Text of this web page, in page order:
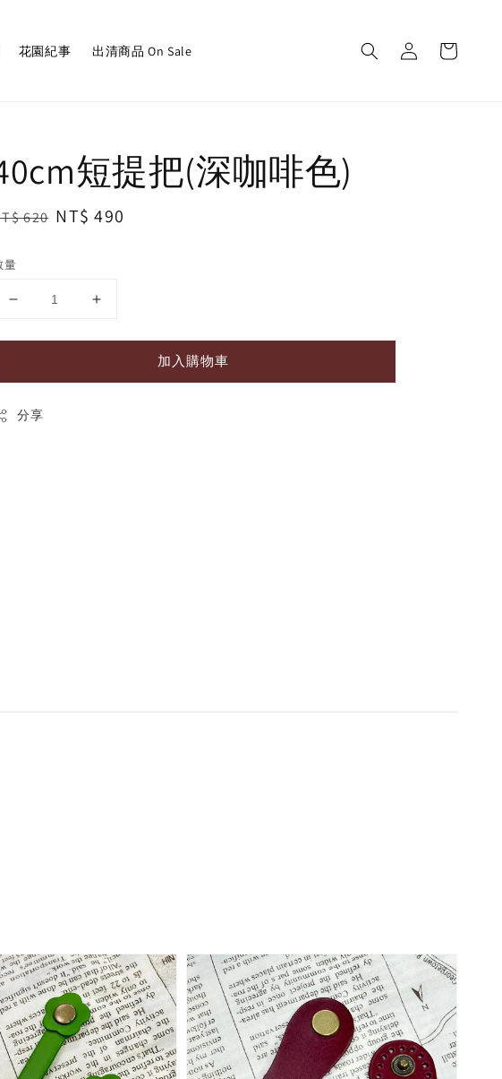
花園紀事 出清商品 On Sale
短提把(深咖啡色)
620 Sale
NT$ 490
量
加入購物車
分享